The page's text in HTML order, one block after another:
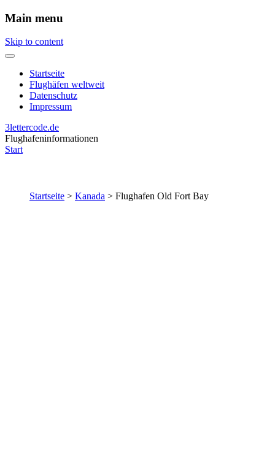
Main menu
Skip to content
Startseite
Flughäfen weltweit
Datenschutz
Impressum
3lettercode.de
Flughafeninformationen
Start
Startseite > Kanada > Flughafen Old Fort Bay